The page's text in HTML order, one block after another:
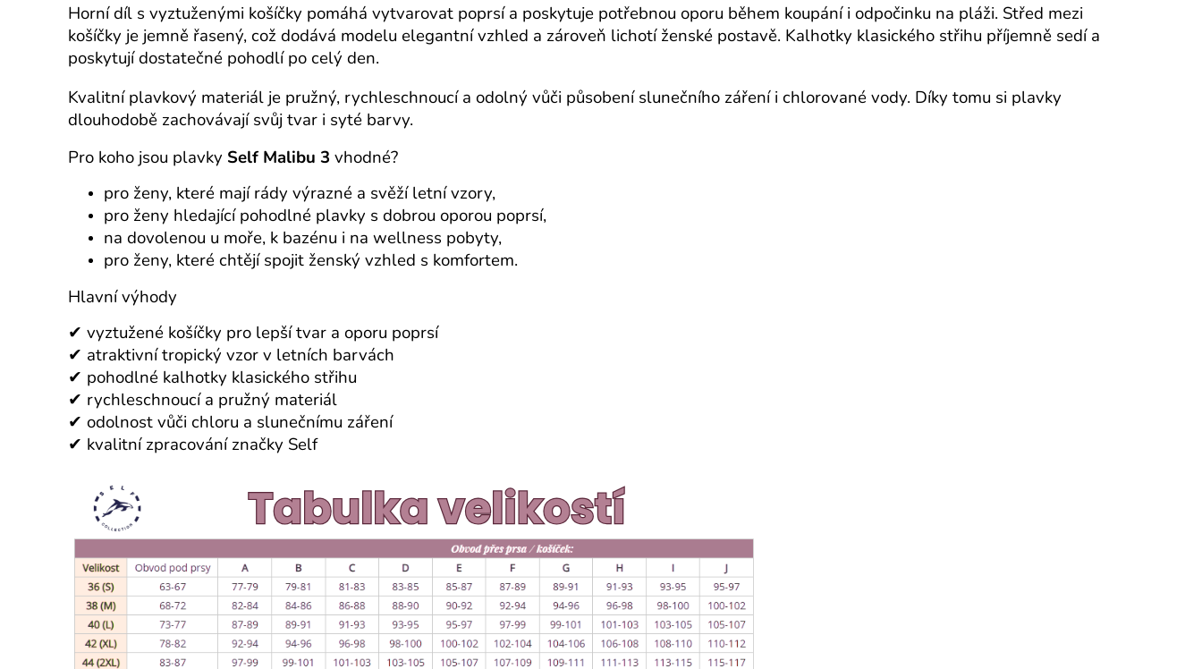
Horní díl s vyztuženými košíčky pomáhá vytvarovat poprsí a poskytuje potřebnou oporu během koupání i odpočinku na pláži. Střed mezi
košíčky je jemně řasený, což dodává modelu elegantní vzhled a zároveň lichotí ženské postavě. Kalhotky klasického střihu příjemně sedí a
poskytují dostatečné pohodlí po celý den.
Kvalitní plavkový materiál je pružný, rychleschnoucí a odolný vůči působení slunečního záření i chlorované vody. Díky tomu si plavky
dlouhodobě zachovávají svůj tvar i syté barvy.
Pro koho jsou plavky Self Malibu 3 vhodné?
pro ženy, které mají rády výrazné a svěží letní vzory,
pro ženy hledající pohodlné plavky s dobrou oporou poprsí,
na dovolenou u moře, k bazénu i na wellness pobyty,
pro ženy, které chtějí spojit ženský vzhled s komfortem.
Hlavní výhody
✔ vyztužené košíčky pro lepší tvar a oporu poprsí
✔ atraktivní tropický vzor v letních barvách
✔ pohodlné kalhotky klasického střihu
✔ rychleschnoucí a pružný materiál
✔ odolnost vůči chloru a slunečnímu záření
✔ kvalitní zpracování značky Self